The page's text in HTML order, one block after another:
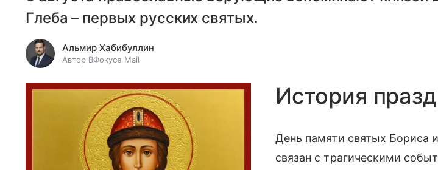
Глеба – первых русских святых.
Альмир Хабибуллин
Автор ВФокусе Mail
История
День памяти святых Бориса
связан с трагическими